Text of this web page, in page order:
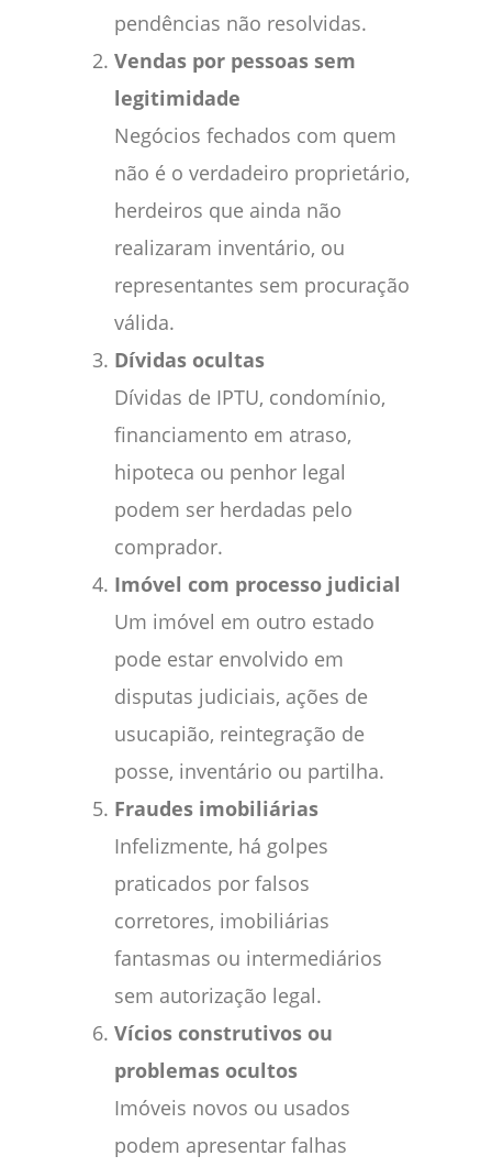
pendências não resolvidas.
Vendas por pessoas sem
legitimidade
Negócios fechados com quem
não é o verdadeiro proprietário,
herdeiros que ainda não
realizaram inventário, ou
representantes sem procuração
válida.
Dívidas ocultas
Dívidas de IPTU, condomínio,
financiamento em atraso,
hipoteca ou penhor legal
podem ser herdadas pelo
comprador.
Imóvel com processo judicial
Um imóvel em outro estado
pode estar envolvido em
disputas judiciais, ações de
usucapião, reintegração de
posse, inventário ou partilha.
Fraudes imobiliárias
Infelizmente, há golpes
praticados por falsos
corretores, imobiliárias
fantasmas ou intermediários
sem autorização legal.
Vícios construtivos ou
problemas ocultos
Imóveis novos ou usados
podem apresentar falhas